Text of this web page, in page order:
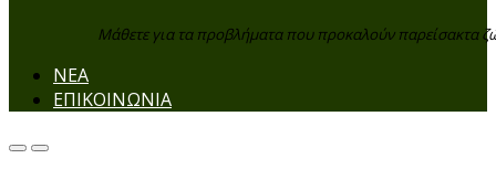
Μάθετε για τα προβλήματα που προκαλούν παρείσακτα
ΝΕΑ
ΕΠΙΚΟΙΝΩΝΙΑ